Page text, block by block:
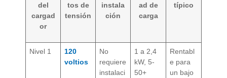
del
cargad
or
tos de
tensión
instala
ción
ad de
carga
típico
Nivel 1
120
voltios
No
requiere
instalaci
1 a 2,4
kW, 5-
50+
Rentabl
e para
un bajo